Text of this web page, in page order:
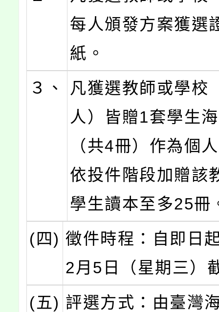
每人頒發方案獲選
紙。
３、
凡獲選教師或學校
人）皆贈1套學生
（共4冊）作為個
依投件階段加贈該
學生讀本至多25冊
(四) 徵件時程：自即日
2月5日（星期三）
(五) 評選方式：由臺灣